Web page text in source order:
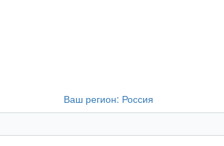
Ваш регион: Россия